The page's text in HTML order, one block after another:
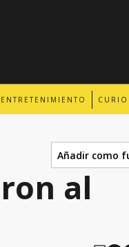
ENTRETENIMIENTO
Añadir como
al